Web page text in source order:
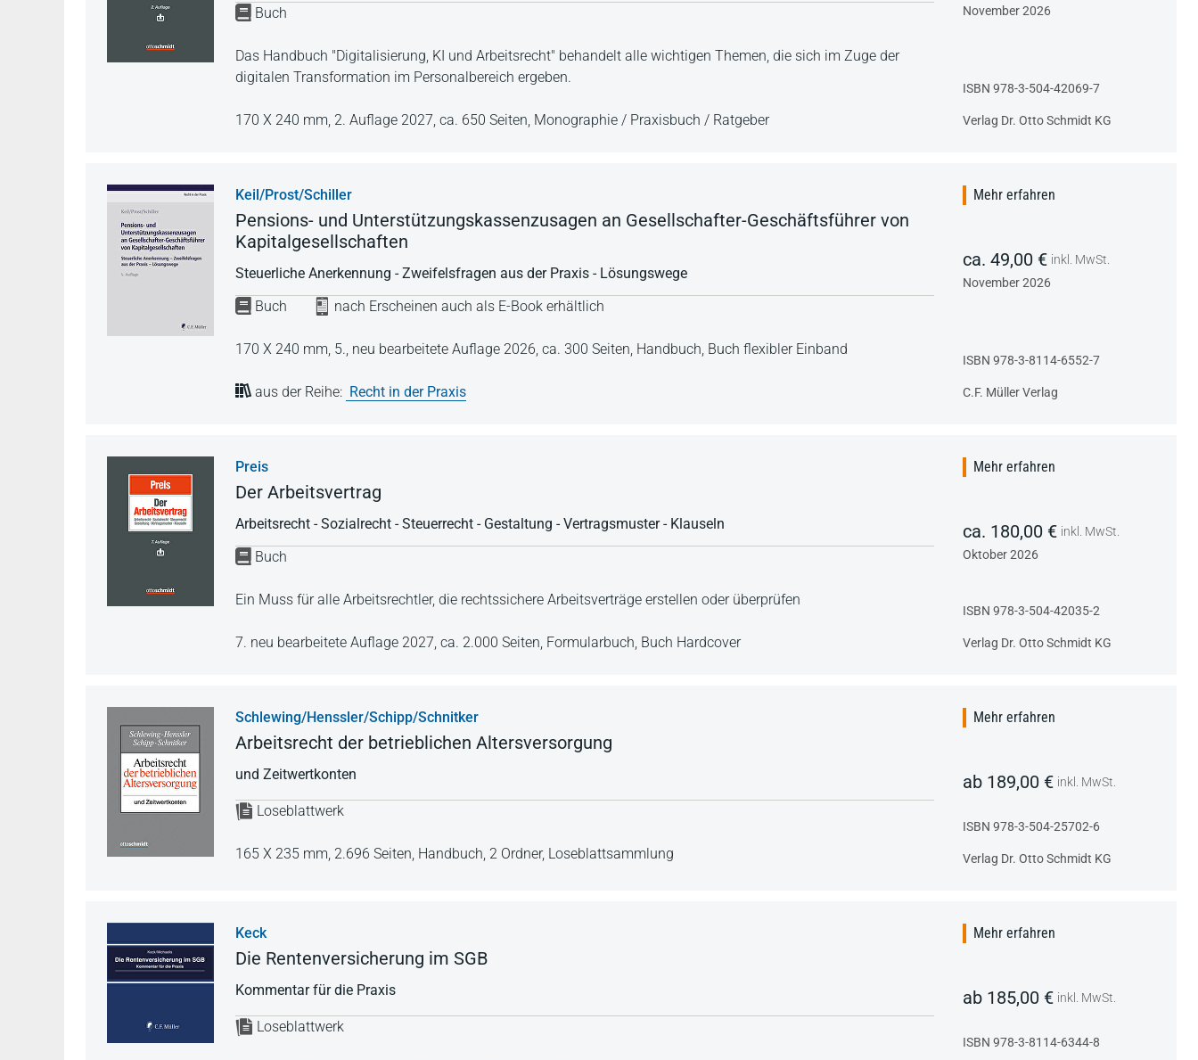
Buch
Das Handbuch "Digitalisierung, KI und Arbeitsrecht" behandelt alle wichtigen Themen, die sich im Zuge der
digitalen Transformation im Personalbereich ergeben.
170 X 240 mm, 2. Auflage 2027, ca. 650 Seiten, Monographie / Praxisbuch / Ratgeber
November 2026
ISBN 978-3-504-42069-7
Verlag Dr. Otto Schmidt KG
Keil/Prost/Schiller
Pensions- und Unterstützungskassenzusagen an Gesellschafter-Geschäftsführer von
Kapitalgesellschaften
Steuerliche Anerkennung - Zweifelsfragen aus der Praxis - Lösungswege
Buch
nach Erscheinen auch als E-Book erhältlich
170 X 240 mm, 5., neu bearbeitete Auflage 2026, ca. 300 Seiten, Handbuch, Buch flexibler Einband
aus der Reihe: Recht in der Praxis
Mehr erfahren
ca. 49,00 € inkl. MwSt.
November 2026
ISBN 978-3-8114-6552-7
C.F. Müller Verlag
Preis
Der Arbeitsvertrag
Arbeitsrecht - Sozialrecht - Steuerrecht - Gestaltung - Vertragsmuster - Klauseln
Buch
Ein Muss für alle Arbeitsrechtler, die rechtssichere Arbeitsverträge erstellen oder überprüfen
7. neu bearbeitete Auflage 2027, ca. 2.000 Seiten, Formularbuch, Buch Hardcover
Mehr erfahren
ca. 180,00 € inkl. MwSt.
Oktober 2026
ISBN 978-3-504-42035-2
Verlag Dr. Otto Schmidt KG
Schlewing/Henssler/Schipp/Schnitker
Arbeitsrecht der betrieblichen Altersversorgung
und Zeitwertkonten
Loseblattwerk
165 X 235 mm, 2.696 Seiten, Handbuch, 2 Ordner, Loseblattsammlung
Mehr erfahren
ab 189,00 € inkl. MwSt.
ISBN 978-3-504-25702-6
Verlag Dr. Otto Schmidt KG
Keck
Die Rentenversicherung im SGB
Kommentar für die Praxis
Loseblattwerk
Mehr erfahren
ab 185,00 € inkl. MwSt.
ISBN 978-3-8114-6344-8